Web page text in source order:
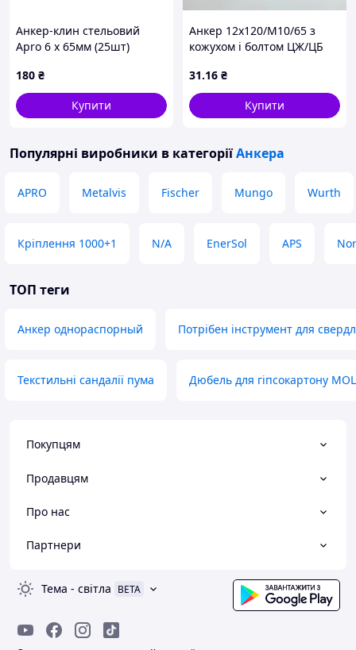
Анкер-клин стельовий
Apro 6 х 65мм (25шт)
180 ₴
Купити
Анкер 12х120/М10/65 з
кожухом і болтом ЦЖ/ЦБ
31.16 ₴
Купити
Популярні виробники в категоріїАнкера
APRO Metalvis Fischer Mungo Wurth
Кріплення 1000+1 N/A EnerSol APS
ТОП теги
Анкер однораспорный Потрібен інструмент для
Текстильні сандалії пума Дюбель для гіпсокартону
Покупцям
Продавцям
Про нас
Партнери
Тема - світла BETA